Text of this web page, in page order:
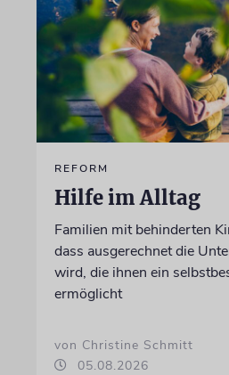
REFORM
Hilfe im Alltag
Familien mit behinderten
dass ausgerechnet die
wird, die ihnen ein
ermöglicht
von Christine Schmitt
05.08.2026